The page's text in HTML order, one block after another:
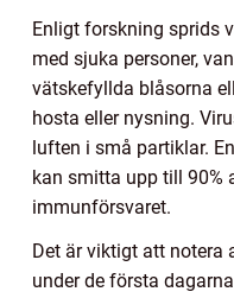
Enligt forskning sprids
med sjuka personer,
vätskefyllda blåsorna
hosta eller nysning.
luften i små partiklar.
kan smitta upp till 90%
immunförsvaret.
Det är viktigt att notera
under de första